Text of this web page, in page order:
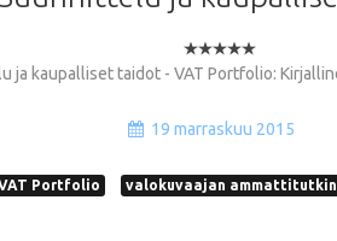
ja kaupalliset taidot - VAT Portfolio:
19 marraskuu 2015
Portfolio valokuvaajan